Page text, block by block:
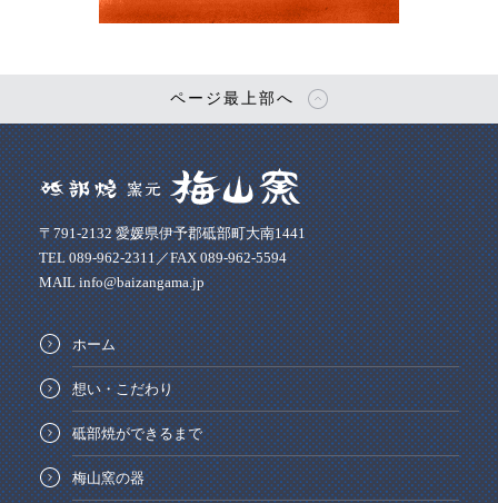
ページ最上部へ
〒791-2132 愛媛県伊予郡砥部町大南1441
TEL 089-962-2311／FAX 089-962-5594
MAIL info@baizangama.jp
ホーム
想い・こだわり
砥部焼ができるまで
梅山窯の器